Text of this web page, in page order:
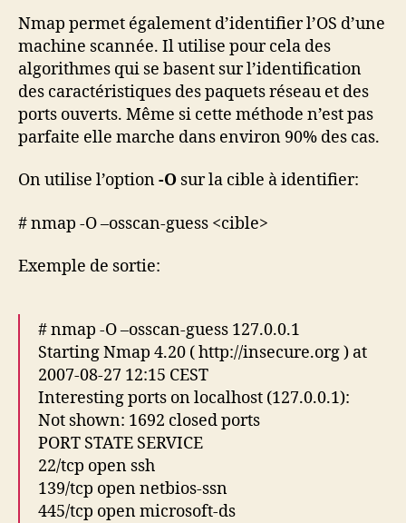
Nmap permet également d’identifier l’OS d’une
machine scannée. Il utilise pour cela des
algorithmes qui se basent sur l’identification
des caractéristiques des paquets réseau et des
ports ouverts. Même si cette méthode n’est pas
parfaite elle marche dans environ 90% des cas.
On utilise l’option-O sur la cible à identifier:
# nmap -O –osscan-guess <cible>
Exemple de sortie:
# nmap -O –osscan-guess 127.0.0.1
Starting Nmap 4.20 ( http://insecure.org ) at
2007-08-27 12:15 CEST
Interesting ports on localhost (127.0.0.1):
Not shown: 1692 closed ports
PORT STATE SERVICE
22/tcp open ssh
139/tcp open netbios-ssn
445/tcp open microsoft-ds